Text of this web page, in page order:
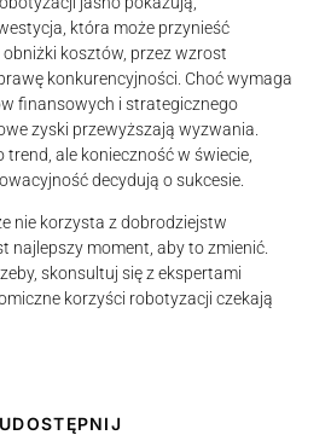
która może przynieść
kosztów, przez wzrost
konkurencyjności. Choć wymaga
finansowych i strategicznego
zyski przewyższają wyzwania.
ale konieczność w świecie,
decydują o sukcesie.
nie korzysta z dobrodziejstw
najlepszy moment, aby to zmienić.
skonsultuj się z ekspertami
korzyści robotyzacji czekają
UDOSTĘPNIJ